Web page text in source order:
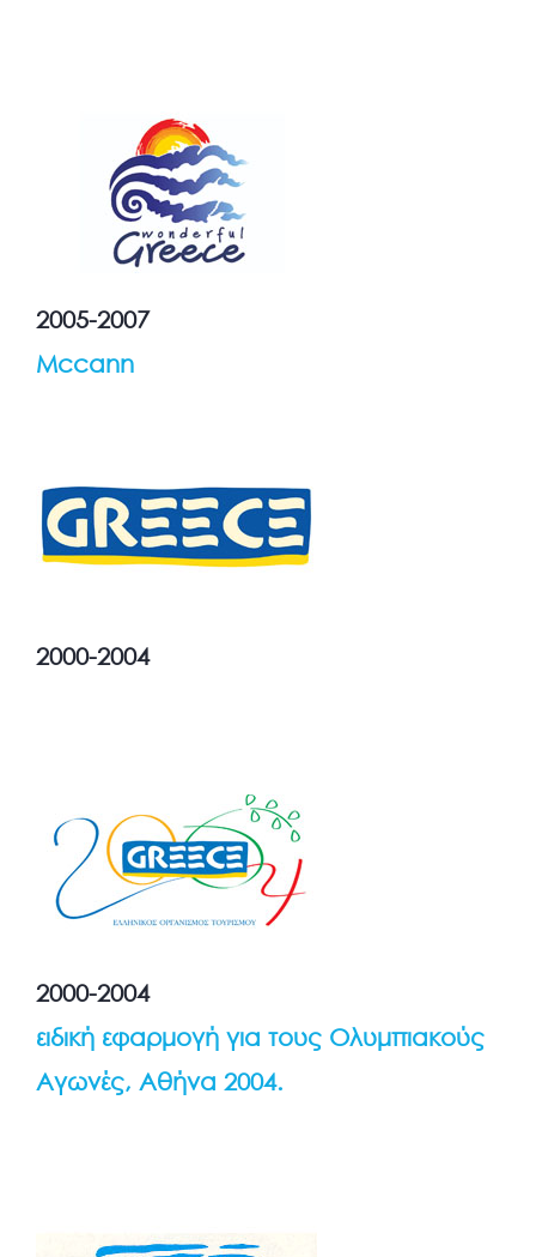
2005-2007
Mccann
2000-2004
2000-2004
ειδική εφαρμογή για τους Ολυμπιακούς
Αγωνές, Αθήνα 2004.